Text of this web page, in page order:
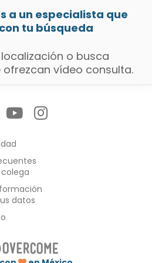
a un especialista que
tu búsqueda
o busca
vídeo consulta.
datos